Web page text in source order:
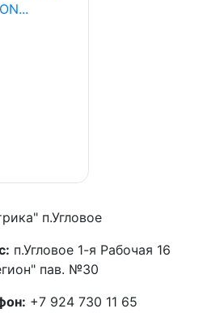
п.Угловое
п.Угловое 1-я Рабочая 16
пав. №30
+7 924 730 11 65